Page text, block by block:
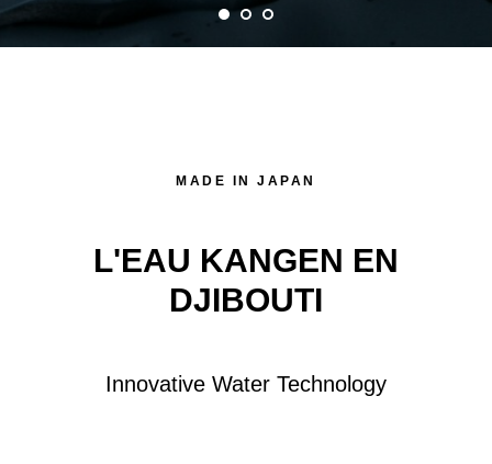
MADE IN JAPAN
L'EAU KANGEN EN
DJIBOUTI
Innovative Water Technology